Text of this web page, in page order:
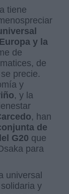
tiene
y la
de
de
precie.
y
, y la
, han
de
G20 que
para
universal
y